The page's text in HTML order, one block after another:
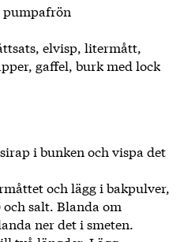
pumpafrön
elvisp, litermått,
gaffel, burk med lock
i bunken och vispa det
och lägg i bakpulver,
salt. Blanda om
ner det i smeten.